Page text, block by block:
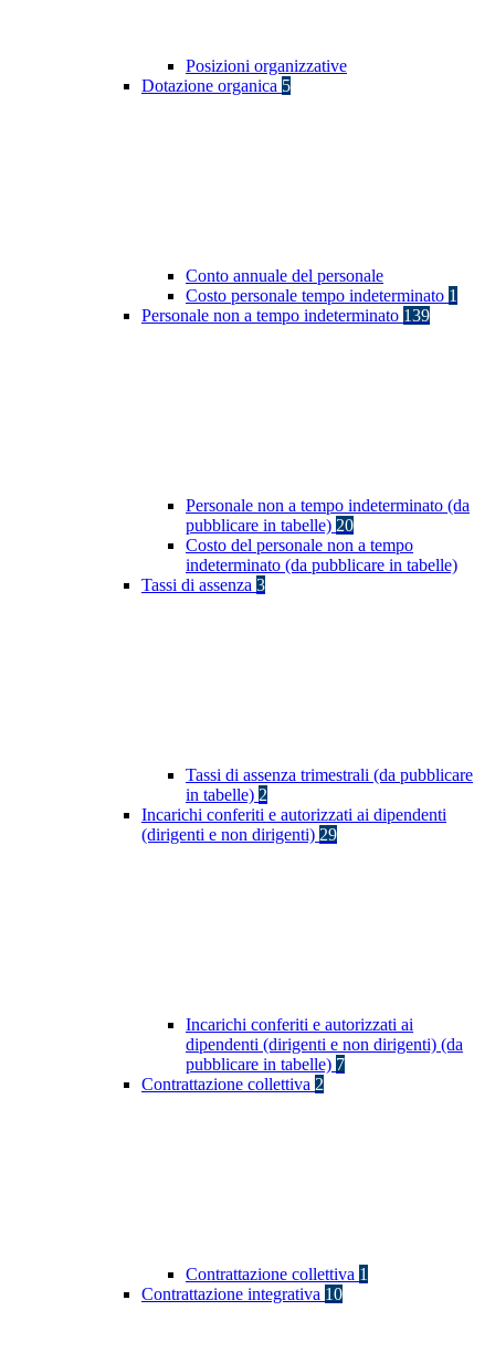
Posizioni organizzative
Dotazione organica 5
Conto annuale del personale
Costo personale tempo indeterminato 1
Personale non a tempo indeterminato 139
Personale non a tempo indeterminato (da
pubblicare in tabelle) 20
Costo del personale non a tempo
indeterminato (da pubblicare in tabelle)
Tassi di assenza 3
Tassi di assenza trimestrali (da pubblicare
in tabelle) 2
Incarichi conferiti e autorizzati ai dipendenti
(dirigenti e non dirigenti) 29
Incarichi conferiti e autorizzati ai
dipendenti (dirigenti e non dirigenti) (da
pubblicare in tabelle) 7
Contrattazione collettiva 2
Contrattazione collettiva 1
Contrattazione integrativa 10